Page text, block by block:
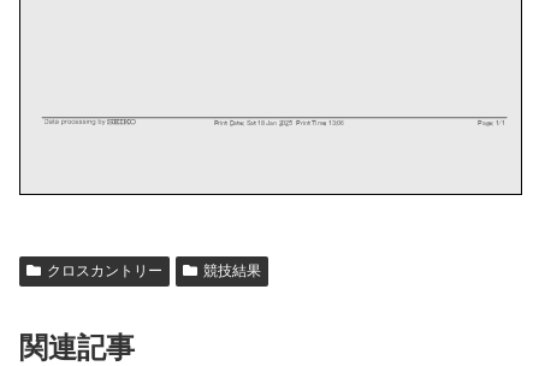
クロスカントリー 競技結果
関連記事